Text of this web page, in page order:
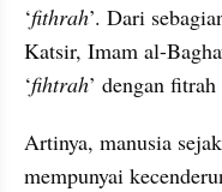
‘fithrah’. Dari
Katsir, Imam al-
‘fihtrah’ dengan fitrah
Artinya, manusia
mempunyai